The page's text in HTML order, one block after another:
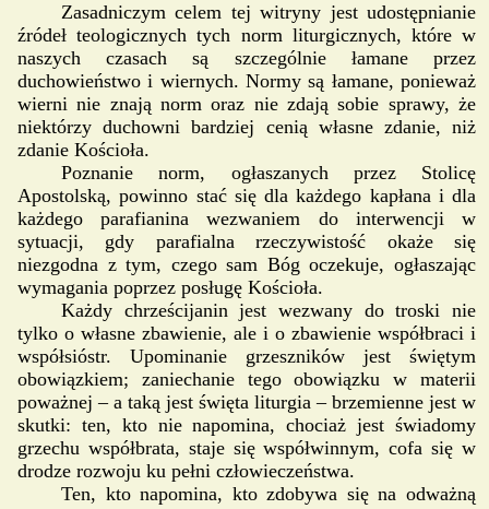
Zasadniczym celem tej witryny jest udostępnianie
źródeł teologicznych tych norm liturgicznych, które w
naszych czasach są szczególnie łamane przez
duchowieństwo i wiernych. Normy są łamane, ponieważ
wierni nie znają norm oraz nie zdają sobie sprawy, że
niektórzy duchowni bardziej cenią własne zdanie, niż
zdanie Kościoła.
Poznanie norm, ogłaszanych przez Stolicę
Apostolską, powinno stać się dla każdego kapłana i dla
każdego parafianina wezwaniem do interwencji w
sytuacji, gdy parafialna rzeczywistość okaże się
niezgodna z tym, czego sam Bóg oczekuje, ogłaszając
wymagania poprzez posługę Kościoła.
Każdy chrześcijanin jest wezwany do troski nie
tylko o własne zbawienie, ale i o zbawienie współbraci i
współsióstr. Upominanie grzeszników jest świętym
obowiązkiem; zaniechanie tego obowiązku w materii
poważnej – a taką jest święta liturgia – brzemienne jest w
skutki: ten, kto nie napomina, chociaż jest świadomy
grzechu współbrata, staje się współwinnym, cofa się w
drodze rozwoju ku pełni człowieczeństwa.
Ten, kto napomina, kto zdobywa się na odważną